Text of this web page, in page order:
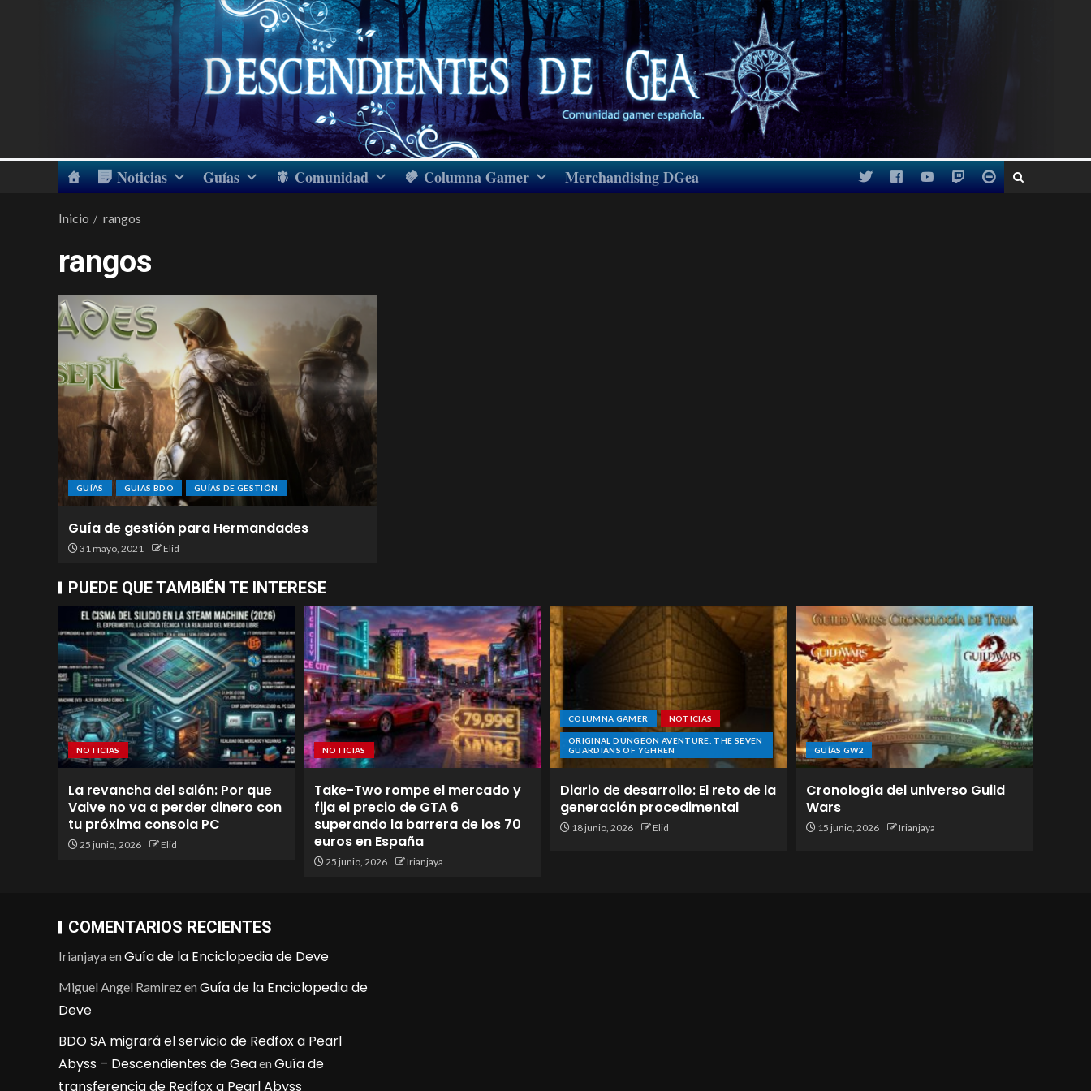
Noticias Guías Comunidad Columna Gamer Merchandising DGea
Inicio rangos
rangos
GUÍAS GUIAS BDO GUÍAS DE GESTIÓN
Guía de gestión para Hermandades
31 mayo, 2021 Elid
PUEDE QUE TAMBIÉN TE INTERESE
NOTICIAS
La revancha del salón: Por que
Valve no va a perder dinero con
tu próxima consola PC
25 junio, 2026 Elid
NOTICIAS
Take-Two rompe el mercado y
fija el precio de GTA 6
superando la barrera de los 70
euros en España
25 junio, 2026 Irianjaya
COLUMNA GAMER NOTICIAS
ORIGINAL DUNGEON AVENTURE: THE SEVEN
GUARDIANS OF YGHREN
Diario de desarrollo: El reto de la
generación procedimental
18 junio, 2026 Elid
GUÍAS GW2
Cronología del universo Guild
Wars
15 junio, 2026 Irianjaya
COMENTARIOS RECIENTES
IrianjayaenGuía de la Enciclopedia de Deve
Miguel Angel RamirezenGuía de la Enciclopedia de
Deve
BDO SA migrará el servicio de Redfox a Pearl
Abyss – Descendientes de GeaenGuía de
transferencia de Redfox a Pearl Abyss